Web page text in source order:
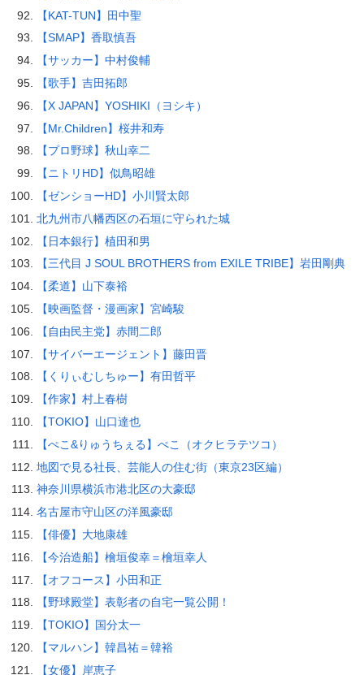
【KAT-TUN】田中聖
【SMAP】香取慎吾
【サッカー】中村俊輔
【歌手】吉田拓郎
【X JAPAN】YOSHIKI（ヨシキ）
【Mr.Children】桜井和寿
【プロ野球】秋山幸二
【ニトリHD】似鳥昭雄
【ゼンショーHD】小川賢太郎
北九州市八幡西区の石垣に守られた城
【日本銀行】植田和男
【三代目 J SOUL BROTHERS from EXILE TRIBE】岩田剛典
【柔道】山下泰裕
【映画監督・漫画家】宮崎駿
【自由民主党】赤間二郎
【サイバーエージェント】藤田晋
【くりぃむしちゅー】有田哲平
【作家】村上春樹
【TOKIO】山口達也
【ぺこ&りゅうちぇる】ぺこ（オクヒラテツコ）
地図で見る社長、芸能人の住む街（東京23区編）
神奈川県横浜市港北区の大豪邸
名古屋市守山区の洋風豪邸
【俳優】大地康雄
【今治造船】檜垣俊幸＝檜垣幸人
【オフコース】小田和正
【野球殿堂】表彰者の自宅一覧公開！
【TOKIO】国分太一
【マルハン】韓昌祐＝韓裕
【女優】岸恵子